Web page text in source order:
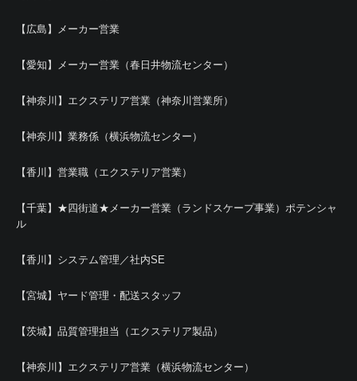
【広島】メーカー営業
【愛知】メーカー営業（春日井物流センター）
【神奈川】エクステリア営業（神奈川営業所）
【神奈川】業務係（横浜物流センター）
【香川】営業職（エクステリア営業）
【千葉】★四街道★メーカー営業（ランドスケープ事業）ポテンシャ
ル
【香川】システム管理／社内SE
【宮城】ヤード管理・配送スタッフ
【茨城】品質管理担当（エクステリア製品）
【神奈川】エクステリア営業（横浜物流センター）